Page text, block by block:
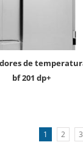
bf 201 dp+
1 2 3